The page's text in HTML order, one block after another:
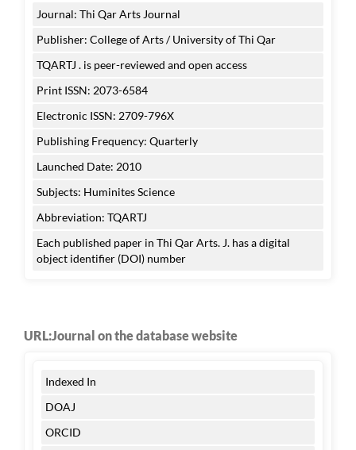
Journal: Thi Qar Arts Journal
Publisher: College of Arts / University of Thi Qar
TQARTJ . is peer-reviewed and open access
Print ISSN: 2073-6584
Electronic ISSN: 2709-796X
Publishing Frequency: Quarterly
Launched Date: 2010
Subjects: Huminites Science
Abbreviation: TQARTJ
Each published paper in Thi Qar Arts. J. has a digital
object identifier (DOI) number
URL:Journal on the database website
Indexed In
DOAJ
ORCID